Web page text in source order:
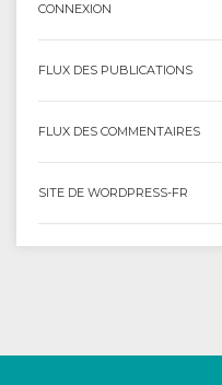
CONNEXION
FLUX DES PUBLICATIONS
FLUX DES COMMENTAIRES
SITE DE WORDPRESS-FR